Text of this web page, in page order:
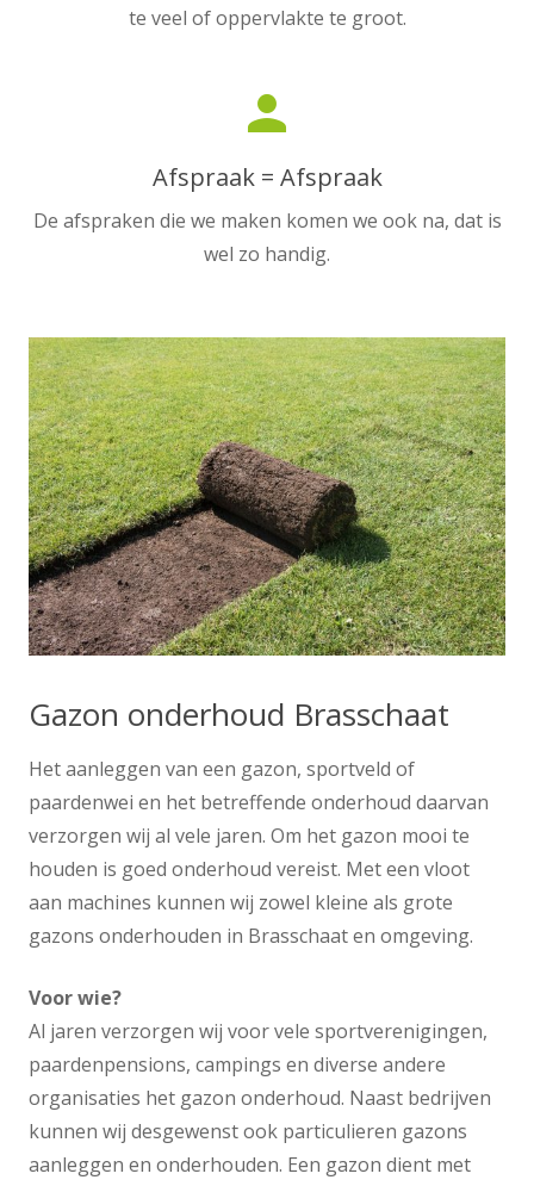
te veel of oppervlakte te groot.
person
Afspraak = Afspraak
De afspraken die we maken komen we ook na, dat is
wel zo handig.
Gazon onderhoud Brasschaat
Het aanleggen van een gazon, sportveld of
paardenwei en het betreffende onderhoud daarvan
verzorgen wij al vele jaren. Om het gazon mooi te
houden is goed onderhoud vereist. Met een vloot
aan machines kunnen wij zowel kleine als grote
gazons onderhouden in Brasschaat en omgeving.
Voor wie?
Al jaren verzorgen wij voor vele sportverenigingen,
paardenpensions, campings en diverse andere
organisaties het gazon onderhoud. Naast bedrijven
kunnen wij desgewenst ook particulieren gazons
aanleggen en onderhouden. Een gazon dient met